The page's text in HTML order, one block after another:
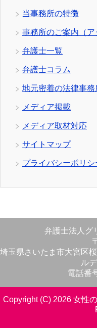
当事務所の特徴
事務所のご案内（ア
弁護士一覧
弁護士コラム
地元密着の法律事務
メディア掲載
メディア取材対応
サイトマップ
プライバシーポリシ
弁護士法人グ
埼玉県さいたま市大宮区
ル
電話番
Copyright (C) 2026 女性